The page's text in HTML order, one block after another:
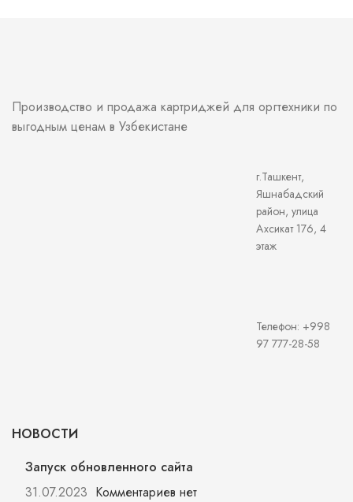
Производство и продажа картриджей для оргтехники по
выгодным ценам в Узбекистане
г.Ташкент,
Яшнабадский
район, улица
Ахсикат 176, 4
этаж
Телефон: +998
97 777-28-58
НОВОСТИ
Запуск обновленного сайта
31.07.2023 Комментариев нет